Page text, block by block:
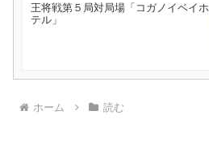
王将戦第５局対局場「コガノイベイホ
テル」
ホーム 読む